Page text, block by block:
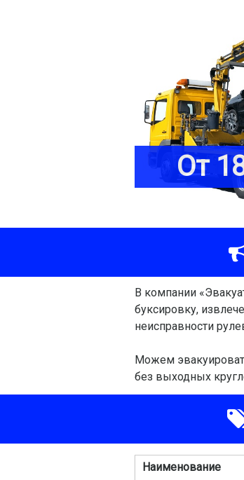
От
В компании
буксировку,
неисправности
Можем
без выходных
Наименование